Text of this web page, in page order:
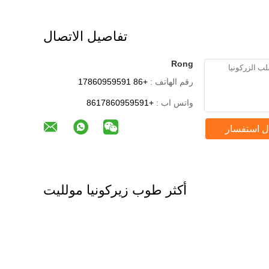
تفاصيل الاتصال
Rong
رقم الهاتف : +86 17860959591
واتس اب : +8617860959591
استفسار
أكثر طوب زيركونيا مولليت